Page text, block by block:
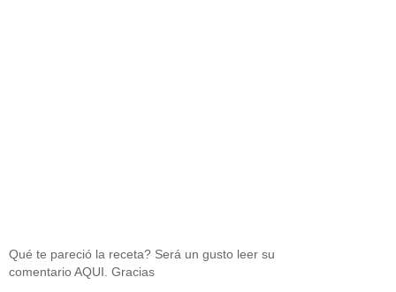
Qué te pareció la receta? Será un gusto leer su
comentario AQUI. Gracias